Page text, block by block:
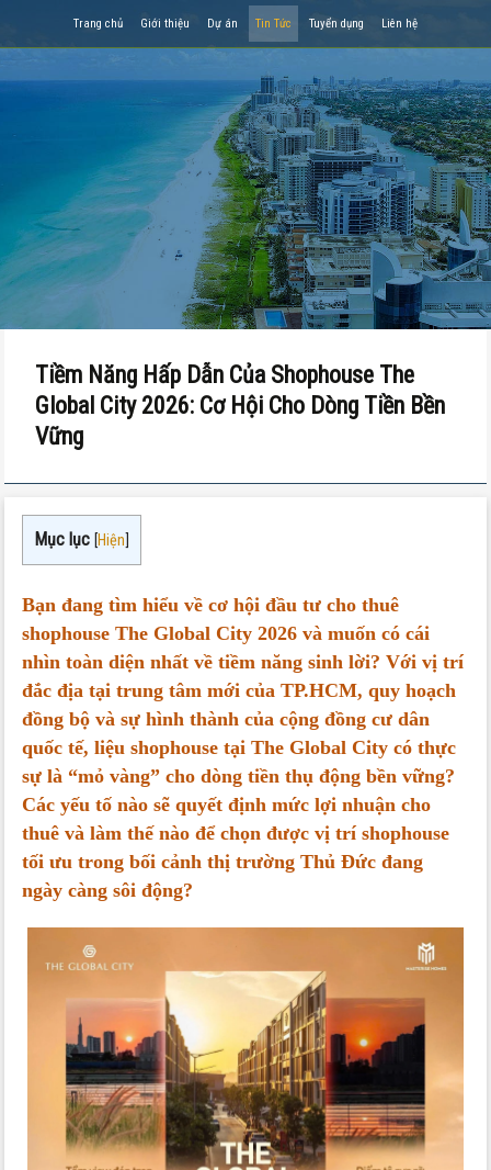
Trang chủ Giới thiệu Dự án Tin Tức Tuyển dụng Liên hệ
Tiềm Năng Hấp Dẫn Của Shophouse The
Global City 2026: Cơ Hội Cho Dòng Tiền Bền
Vững
Mục lục [Hiện]
Bạn đang tìm hiểu về cơ hội đầu tư cho thuê
shophouse The Global City 2026 và muốn có cái
nhìn toàn diện nhất về tiềm năng sinh lời? Với vị trí
đắc địa tại trung tâm mới của TP.HCM, quy hoạch
đồng bộ và sự hình thành của cộng đồng cư dân
quốc tế, liệu shophouse tại The Global City có thực
sự là “mỏ vàng” cho dòng tiền thụ động bền vững?
Các yếu tố nào sẽ quyết định mức lợi nhuận cho
thuê và làm thế nào để chọn được vị trí shophouse
tối ưu trong bối cảnh thị trường Thủ Đức đang
ngày càng sôi động?